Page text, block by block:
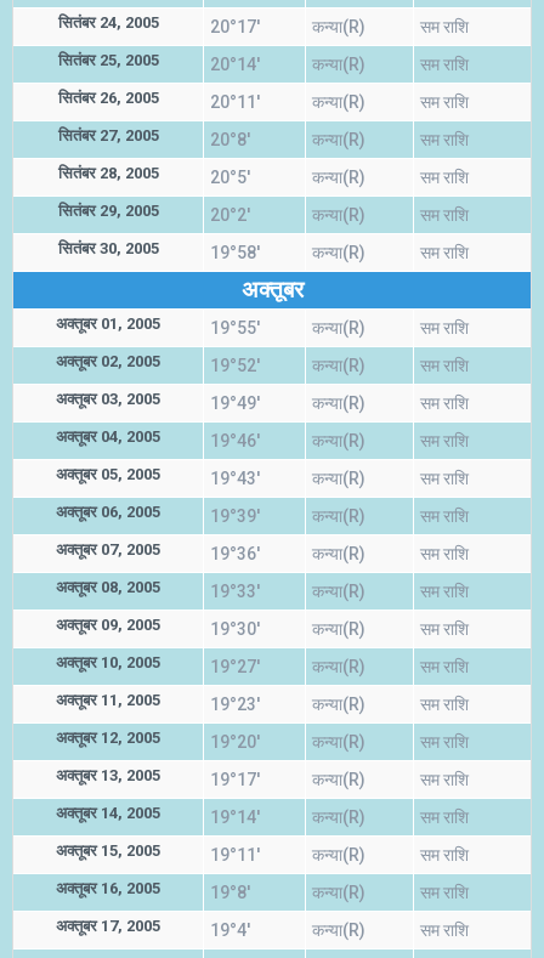
सितंबर 24, 2005 20°17' कन्या(R) सम राशि
सितंबर 25, 2005 20°14' कन्या(R) सम राशि
सितंबर 26, 2005 20°11' कन्या(R) सम राशि
सितंबर 27, 2005 20°8' कन्या(R) सम राशि
सितंबर 28, 2005 20°5' कन्या(R) सम राशि
सितंबर 29, 2005 20°2' कन्या(R) सम राशि
सितंबर 30, 2005 19°58' कन्या(R) सम राशि
अक्तूबर
अक्तूबर 01, 2005 19°55' कन्या(R) सम राशि
अक्तूबर 02, 2005 19°52' कन्या(R) सम राशि
अक्तूबर 03, 2005 19°49' कन्या(R) सम राशि
अक्तूबर 04, 2005 19°46' कन्या(R) सम राशि
अक्तूबर 05, 2005 19°43' कन्या(R) सम राशि
अक्तूबर 06, 2005 19°39' कन्या(R) सम राशि
अक्तूबर 07, 2005 19°36' कन्या(R) सम राशि
अक्तूबर 08, 2005 19°33' कन्या(R) सम राशि
अक्तूबर 09, 2005 19°30' कन्या(R) सम राशि
अक्तूबर 10, 2005 19°27' कन्या(R) सम राशि
अक्तूबर 11, 2005 19°23' कन्या(R) सम राशि
अक्तूबर 12, 2005 19°20' कन्या(R) सम राशि
अक्तूबर 13, 2005 19°17' कन्या(R) सम राशि
अक्तूबर 14, 2005 19°14' कन्या(R) सम राशि
अक्तूबर 15, 2005 19°11' कन्या(R) सम राशि
अक्तूबर 16, 2005 19°8' कन्या(R) सम राशि
अक्तूबर 17, 2005 19°4' कन्या(R) सम राशि